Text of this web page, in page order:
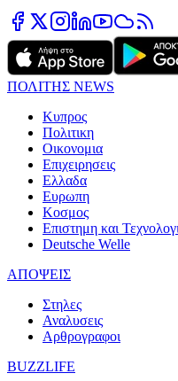
ΠΟΛΙΤΗΣ NEWS
Κυπρος
Πολιτικη
Οικονομια
Επιχειρησεις
Ελλαδα
Ευρωπη
Κοσμος
Επιστημη και
Deutsche Welle
ΑΠΟΨΕΙΣ
Στηλες
Αναλυσεις
Αρθρογραφοι
BUZZLIFE